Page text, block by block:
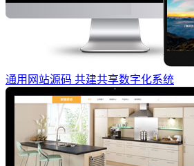
通用网站源码 共建共享数字化系统